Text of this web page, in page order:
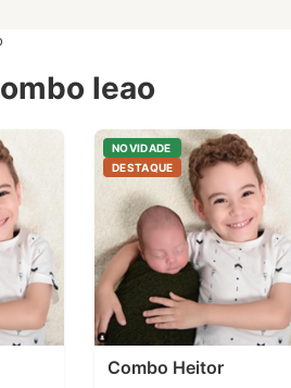
leao
NOVIDADE
DESTAQUE
Combo Heitor